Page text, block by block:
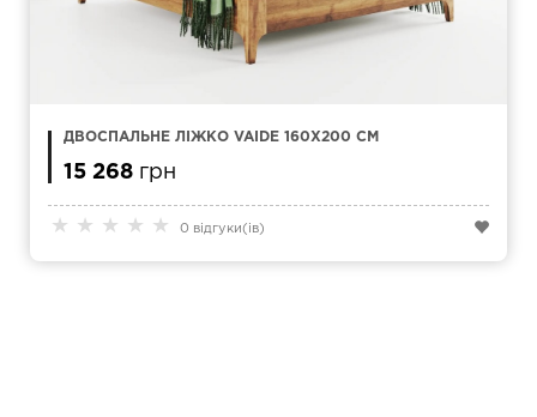
★ ★ ★ ★ ★ 0 відгуки(ів)
ДВОСПАЛЬНЕ ЛІЖКО VAIDE 160Х200 СМ
15 268 грн